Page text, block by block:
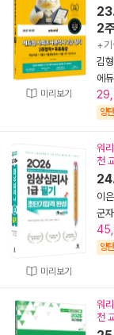
미리보기
2
+기
김
에
양
미리보기
워
천
이
군
양
워
천